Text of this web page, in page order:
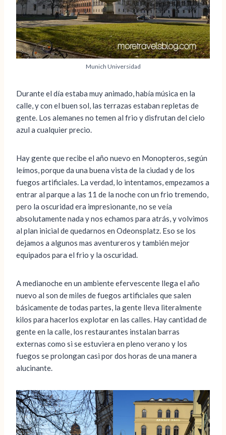
Munich Universidad
Durante el día estaba muy animado, había música en la
calle, y con el buen sol, las terrazas estaban repletas de
gente. Los alemanes no temen al frio y disfrutan del cielo
azul a cualquier precio.
Hay gente que recibe el año nuevo en Monopteros, según
leímos, porque da una buena vista de la ciudad y de los
fuegos artificiales. La verdad, lo intentamos, empezamos a
entrar al parque a las 11 de la noche con un frio tremendo,
pero la oscuridad era impresionante, no se veía
absolutamente nada y nos echamos para atrás, y volvimos
al plan inicial de quedarnos en Odeonsplatz. Eso se los
dejamos a algunos mas aventureros y también mejor
equipados para el frio y la oscuridad.
A medianoche en un ambiente efervescente llega el año
nuevo al son de miles de fuegos artificiales que salen
básicamente de todas partes, la gente lleva literalmente
kilos para hacerlos explotar en las calles. Hay cantidad de
gente en la calle, los restaurantes instalan barras
externas como si se estuviera en pleno verano y los
fuegos se prolongan casi por dos horas de una manera
alucinante.